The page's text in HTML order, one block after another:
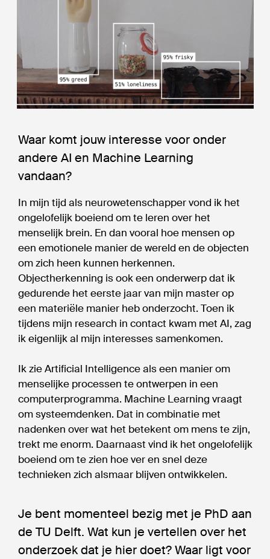
Waar komt jouw interesse voor onder
andere AI en Machine Learning
vandaan?
In mijn tijd als neurowetenschapper vond ik het
ongelofelijk boeiend om te leren over het
menselijk brein. En dan vooral hoe mensen op
een emotionele manier de wereld en de objecten
om zich heen kunnen herkennen.
Objectherkenning is ook een onderwerp dat ik
gedurende het eerste jaar van mijn master op
een materiële manier heb onderzocht. Toen ik
tijdens mijn research in contact kwam met AI, zag
ik eigenlijk al mijn interesses samenkomen.
Ik zie Artificial Intelligence als een manier om
menselijke processen te ontwerpen in een
computerprogramma. Machine Learning vraagt
om systeemdenken. Dat in combinatie met
nadenken over wat het betekent om mens te zijn,
trekt me enorm. Daarnaast vind ik het ongelofelijk
boeiend om te zien hoe ver en snel deze
technieken zich alsmaar blijven ontwikkelen.
Je bent momenteel bezig met je PhD aan
de TU Delft. Wat kun je vertellen over het
onderzoek dat je hier doet? Waar ligt voor